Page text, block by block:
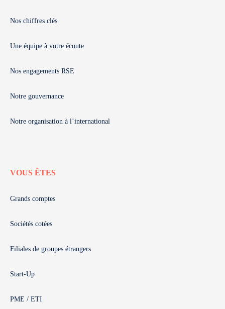
Nos chiffres clés
Une équipe à votre écoute
Nos engagements RSE
Notre gouvernance
Notre organisation à l’international
VOUS ÊTES
Grands comptes
Sociétés cotées
Filiales de groupes étrangers
Start-Up
PME / ETI